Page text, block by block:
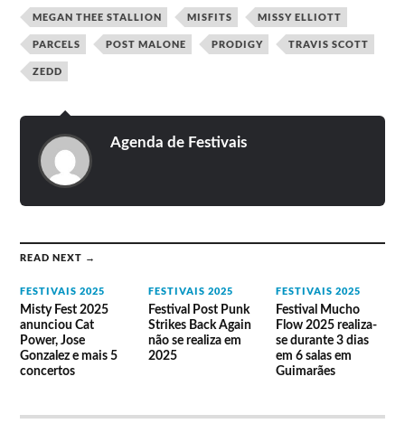
MEGAN THEE STALLION MISFITS MISSY ELLIOTT
PARCELS POST MALONE PRODIGY TRAVIS SCOTT
ZEDD
Agenda de Festivais
READ NEXT →
FESTIVAIS 2025
Misty Fest 2025
anunciou Cat
Power, Jose
Gonzalez e mais 5
concertos
FESTIVAIS 2025
Festival Post Punk
Strikes Back Again
não se realiza em
2025
FESTIVAIS 2025
Festival Mucho
Flow 2025 realiza-
se durante 3 dias
em 6 salas em
Guimarães